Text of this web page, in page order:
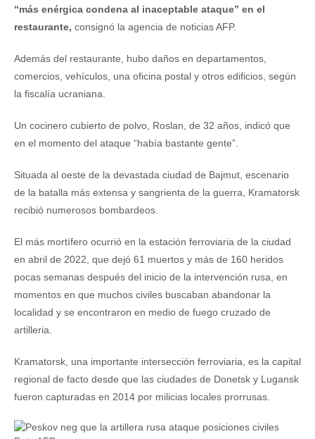
“más enérgica condena al inaceptable ataque” en el
restaurante, consignó la agencia de noticias AFP.
Además del restaurante, hubo daños en departamentos,
comercios, vehículos, una oficina postal y otros edificios, según
la fiscalía ucraniana.
Un cocinero cubierto de polvo, Roslan, de 32 años, indicó que
en el momento del ataque “había bastante gente”.
Situada al oeste de la devastada ciudad de Bajmut, escenario
de la batalla más extensa y sangrienta de la guerra, Kramatorsk
recibió numerosos bombardeos.
El más mortífero ocurrió en la estación ferroviaria de la ciudad
en abril de 2022, que dejó 61 muertos y más de 160 heridos
pocas semanas después del inicio de la intervención rusa, en
momentos en que muchos civiles buscaban abandonar la
localidad y se encontraron en medio de fuego cruzado de
artilleria.
Kramatorsk, una importante intersección ferroviaria, es la capital
regional de facto desde que las ciudades de Donetsk y Lugansk
fueron capturadas en 2014 por milicias locales prorrusas.